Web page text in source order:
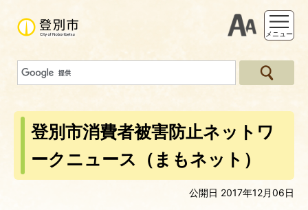
支援ツー
メニュー
登別市消費者被害防止ネットワ
ークニュース（まもネット）
公開日 2017年12月06日